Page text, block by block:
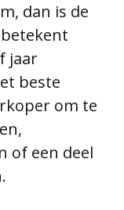
dan is de
jaar
beste
om te
of een deel